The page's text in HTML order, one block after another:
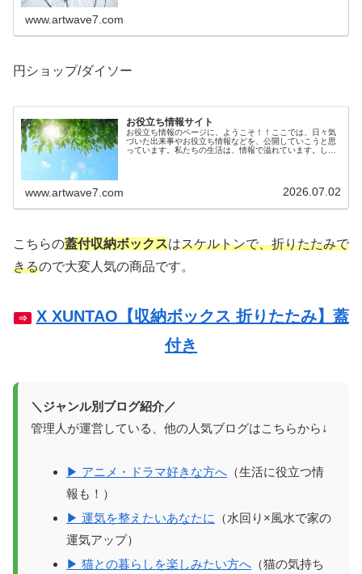
www.artwave7.com
円ショップ/ダイソー
お役立ち情報サイト
お役立ち情報のページに、ようこそ！！ここでは、日々気
づいた出来事やお役立ち情報などを、公開していこうと思
っています。私たちの生活は、情報で溢れています。しか
www.artwave7.com 2026.07.02
こちらの蓋付収納ボックスはスケルトンで、折りたたみで
きるので大変人気の商品です。
⇒
X XUNTAO【収納ボックス 折りたたみ】蓋
付き
＼ジャンル別ブログ紹介／
管理人が運営している、他の人気ブログはこちらから↓
▶ アニメ・ドラマ好きな方へ （生活に役立つ情
報も！）
▶ 運気を整えたいあなたに （水回り×風水で家の
運気アップ）
▶ 猫との暮らしを楽しみたい方へ （猫の気持ち